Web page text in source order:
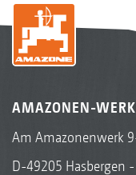
AMAZONEN-
Am Amazonenwerk
D-49205 Hasbergen